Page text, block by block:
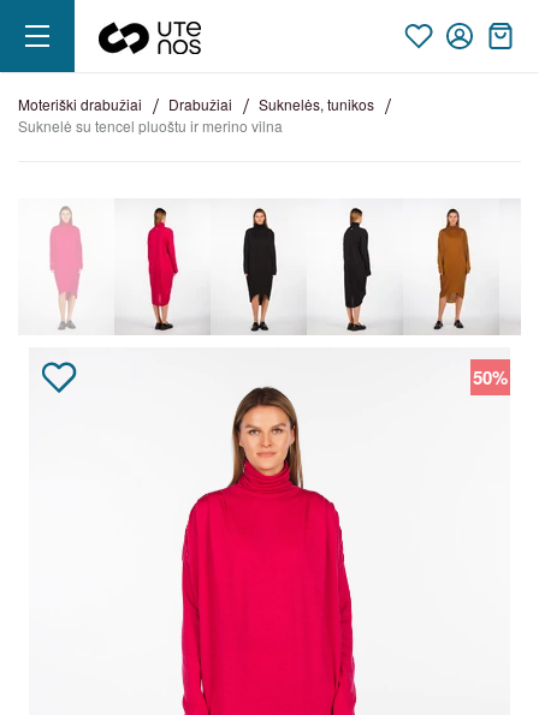
moteriški drabužiai drabužiai
suknelės, tunikos
suknelė su tencel pluoštu ir merino vilna
50%